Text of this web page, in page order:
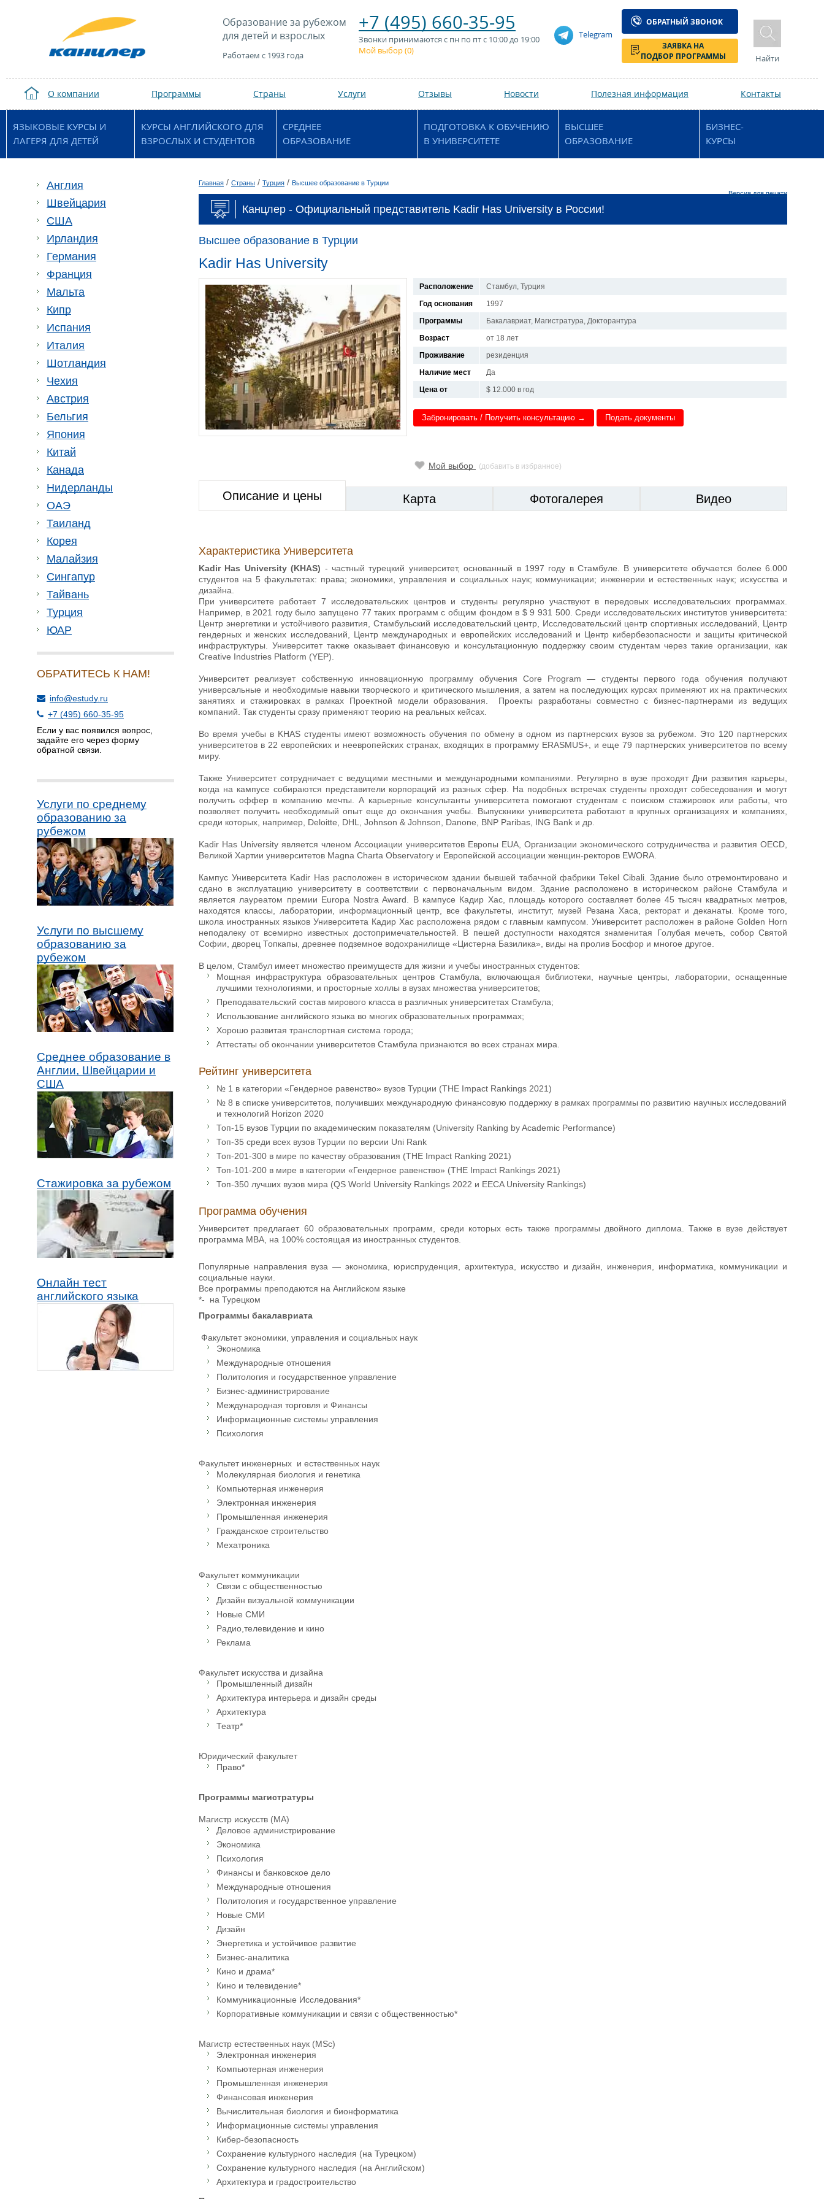
Образование за рубежом
для детей и взрослых
Работаем с 1993 года
+7 (495) 660-35-95
Звонки принимаются с пн по пт с 10:00 до 19:00
Мой выбор (0)
Telegram
ОБРАТНЫЙ ЗВОНОК
ЗАЯВКА НА
ПОДБОР ПРОГРАММЫ
Найти
О компании Программы Страны Услуги Отзывы Новости Полезная информация Контакты
ЯЗЫКОВЫЕ КУРСЫ И
ЛАГЕРЯ ДЛЯ ДЕТЕЙ
КУРСЫ АНГЛИЙСКОГО ДЛЯ
ВЗРОСЛЫХ И СТУДЕНТОВ
СРЕДНЕЕ
ОБРАЗОВАНИЕ
ПОДГОТОВКА К ОБУЧЕНИЮ
В УНИВЕРСИТЕТЕ
ВЫСШЕЕ
ОБРАЗОВАНИЕ
БИЗНЕС-
КУРСЫ
Англия
Швейцария
США
Ирландия
Германия
Франция
Мальта
Кипр
Испания
Италия
Шотландия
Чехия
Австрия
Бельгия
Япония
Китай
Канада
Нидерланды
ОАЭ
Таиланд
Корея
Малайзия
Сингапур
Тайвань
Турция
ЮАР
ОБРАТИТЕСЬ К НАМ!
info@estudy.ru
+7 (495) 660-35-95
Если у вас появился вопрос,
задайте его через форму
обратной связи.
Услуги по среднему
образованию за
рубежом
Услуги по высшему
образованию за
рубежом
Среднее образование в
Англии, Швейцарии и
США
Стажировка за рубежом
Онлайн тест
английского языка
Главная / Страны / Турция / Высшее образование в Турции
Версия для печати
Канцлер - Официальный представитель Kadir Has University в России!
Высшее образование в Турции
Kadir Has University
Расположение
Стамбул, Турция
Год основания
1997
Программы
Бакалавриат, Магистратура, Докторантура
Возраст
от 18 лет
Проживание
резиденция
Наличие мест
Да
Цена от
$ 12.000 в год
Забронировать / Получить консультацию → Подать документы
Мой выбор (добавить в избранное)
Описание и цены Карта Фотогалерея Видео
Характеристика Университета
Kadir Has University (KHAS) - частный турецкий университет, основанный в 1997 году в Стамбуле. В университете обучается более 6.000
студентов на 5 факультетах: права; экономики, управления и социальных наук; коммуникации; инженерии и естественных наук; искусства и
дизайна.
При университете работает 7 исследовательских центров и студенты регулярно участвуют в передовых исследовательских программах.
Например, в 2021 году было запущено 77 таких программ с общим фондом в $ 9 931 500. Среди исследовательских институтов университета:
Центр энергетики и устойчивого развития, Стамбульский исследовательский центр, Исследовательский центр спортивных исследований, Центр
гендерных и женских исследований, Центр международных и европейских исследований и Центр кибербезопасности и защиты критической
инфраструктуры. Университет также оказывает финансовую и консультационную поддержку своим студентам через такие организации, как
Creative Industries Platform (YEP).
Университет реализует собственную инновационную программу обучения Core Program — студенты первого года обучения получают
универсальные и необходимые навыки творческого и критического мышления, а затем на последующих курсах применяют их на практических
занятиях и стажировках в рамках Проектной модели образования. Проекты разработаны совместно с бизнес-партнерами из ведущих
компаний. Так студенты сразу применяют теорию на реальных кейсах.
Во время учебы в KHAS студенты имеют возможность обучения по обмену в одном из партнерских вузов за рубежом. Это 120 партнерских
университетов в 22 европейских и неевропейских странах, входящих в программу ERASMUS+, и еще 79 партнерских университетов по всему
миру.
Также Университет сотрудничает с ведущими местными и международными компаниями. Регулярно в вузе проходят Дни развития карьеры,
когда на кампусе собираются представители корпораций из разных сфер. На подобных встречах студенты проходят собеседования и могут
получить оффер в компанию мечты. А карьерные консультанты университета помогают студентам с поиском стажировок или работы, что
позволяет получить необходимый опыт еще до окончания учебы. Выпускники университета работают в крупных организациях и компаниях,
среди которых, например, Deloitte, DHL, Johnson & Johnson, Danone, BNP Paribas, ING Bank и др.
Kadir Has University является членом Ассоциации университетов Европы EUA, Организации экономического сотрудничества и развития OECD,
Великой Хартии университетов Magna Charta Observatory и Европейской ассоциации женщин-ректоров EWORA.
Кампус Университета Kadir Has расположен в историческом здании бывшей табачной фабрики Tekel Cibali. Здание было отремонтировано и
сдано в эксплуатацию университету в соответствии с первоначальным видом. Здание расположено в историческом районе Стамбула и
является лауреатом премии Europa Nostra Award. В кампусе Кадир Хас, площадь которого составляет более 45 тысяч квадратных метров,
находятся классы, лаборатории, информационный центр, все факультеты, институт, музей Резана Хаса, ректорат и деканаты. Кроме того,
школа иностранных языков Университета Кадир Хас расположена рядом с главным кампусом. Университет расположен в районе Golden Horn
неподалеку от всемирно известных достопримечательностей. В пешей доступности находятся знаменитая Голубая мечеть, собор Святой
Софии, дворец Топкапы, древнее подземное водохранилище «Цистерна Базилика», виды на пролив Босфор и многое другое.
В целом, Стамбул имеет множество преимуществ для жизни и учебы иностранных студентов:
Мощная инфраструктура образовательных центров Стамбула, включающая библиотеки, научные центры, лаборатории, оснащенные
лучшими технологиями, и просторные холлы в вузах множества университетов;
Преподавательский состав мирового класса в различных университетах Стамбула;
Использование английского языка во многих образовательных программах;
Хорошо развитая транспортная система города;
Аттестаты об окончании университетов Стамбула признаются во всех странах мира.
Рейтинг университета
№ 1 в категории «Гендерное равенство» вузов Турции (THE Impact Rankings 2021)
№ 8 в списке университетов, получивших международную финансовую поддержку в рамках программы по развитию научных исследований
и технологий Horizon 2020
Топ-15 вузов Турции по академическим показателям (University Ranking by Academic Performance)
Топ-35 среди всех вузов Турции по версии Uni Rank
Топ-201-300 в мире по качеству образования (THE Impact Ranking 2021)
Топ-101-200 в мире в категории «Гендерное равенство» (THE Impact Rankings 2021)
Топ-350 лучших вузов мира (QS World University Rankings 2022 и EECA University Rankings)
Программа обучения
Университет предлагает 60 образовательных программ, среди которых есть также программы двойного диплома. Также в вузе действует
программа MBA, на 100% состоящая из иностранных студентов.
Популярные направления вуза — экономика, юриспруденция, архитектура, искусство и дизайн, инженерия, информатика, коммуникации и
социальные науки.
Все программы преподаются на Английском языке
*- на Турецком
Программы бакалавриата
Факультет экономики, управления и социальных наук
Экономика
Международные отношения
Политология и государственное управление
Бизнес-администрирование
Международная торговля и Финансы
Информационные системы управления
Психология
Факультет инженерных и естественных наук
Молекулярная биология и генетика
Компьютерная инженерия
Электронная инженерия
Промышленная инженерия
Гражданское строительство
Мехатроника
Факультет коммуникации
Связи с общественностью
Дизайн визуальной коммуникации
Новые СМИ
Радио,телевидение и кино
Реклама
Факультет искусства и дизайна
Промышленный дизайн
Архитектура интерьера и дизайн среды
Архитектура
Театр*
Юридический факультет
Право*
Программы магистратуры
Магистр искусств (MA)
Деловое администрирование
Экономика
Психология
Финансы и банковское дело
Международные отношения
Политология и государственное управление
Новые СМИ
Дизайн
Энергетика и устойчивое развитие
Бизнес-аналитика
Кино и драма*
Кино и телевидение*
Коммуникационные Исследования*
Корпоративные коммуникации и связи с общественностью*
Магистр естественных наук (MSc)
Электронная инженерия
Компьютерная инженерия
Промышленная инженерия
Финансовая инженерия
Вычислительная биология и бионформатика
Информационные системы управления
Кибер-безопасность
Сохранение культурного наследия (на Турецком)
Сохранение культурного наследия (на Английском)
Архитектура и градостроительство